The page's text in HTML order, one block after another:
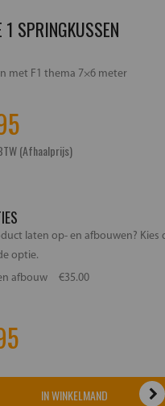
1 SPRINGKUSSEN
met F1 thema 7×6 meter
(Afhaalprijs)
laten op- en afbouwen? Kies
optie.
afbouw
€35.00
IN WINKELMAND